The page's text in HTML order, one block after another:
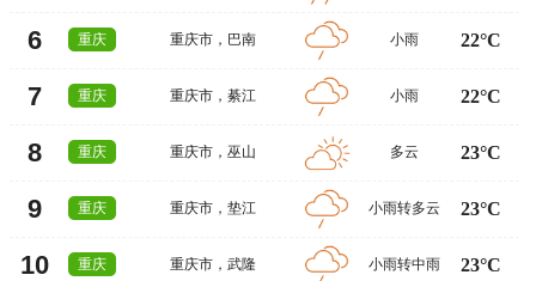
6 重庆 重庆市 ， 巴南 小雨 22°C
7 重庆 重庆市 ，綦江 小雨 22°C
8 重庆 重庆市 ，巫山 多云 23°C
9 重庆 重庆市 ，垫江 小雨转多云 23°C
10 重庆 重庆市 ，武隆 小雨转中雨 23°C